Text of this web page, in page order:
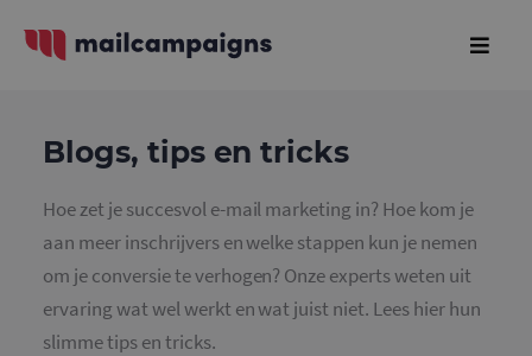
Blogs, tips en tricks
Hoe zet je succesvol e-mail marketing in? Hoe kom je
aan meer inschrijvers en welke stappen kun je nemen
om je conversie te verhogen? Onze experts weten uit
ervaring wat wel werkt en wat juist niet. Lees hier hun
slimme tips en tricks.